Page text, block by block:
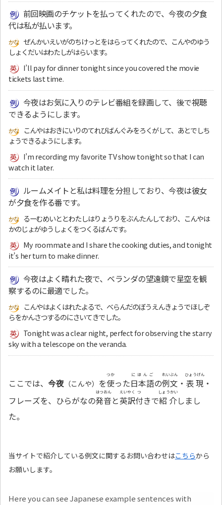
前回映画のチケットを払ってくれたので、今夜の夕食
代は私が払います。
ぜんかいえいがのちけっとをはらってくれたので、こんやのゆう
しょくだいはわたしがはらいます。
I’ll pay for dinner tonight since you covered the movie
tickets last time.
今夜はお気に入りのテレビ番組を録画して、後で視聴
できるようにします。
こんやはおきにいりのてれびばんぐみをろくがして、あとでしち
ょうできるようにします。
I’m recording my favorite TV show tonight so that I can
watch it later.
ルームメイトと私は料理を分担しており、今夜は彼女
が夕食を作る番です。
るーむめいととわたしはりょうりをぶんたんしており、こんやは
かのじょがゆうしょくをつくるばんです。
My roommate and I share the cooking duties, and tonight
it’s her turn to make dinner.
今夜はよく晴れた夜で、ベランダの望遠鏡で星空を観
察するのに最適でした。
こんやはよくはれたよるで、べらんだのぼうえんきょうでほしぞ
らをかんさつするのにさいてきでした。
Tonight was a clear night, perfect for observing the starry
sky with a telescope on the veranda.
ここでは、 今夜 （こんや） を使
つか
った日本語
にほんご
の例文
れいぶん
・ 表現
ひょうげん
・
フレーズを、ひらがなの発音
はつおん
と英訳
えいやく
付
つ
きで紹介
しょうかい
しまし
た。
当サイトで紹介している例文に関するお問い合わせはこちらから
お願いします。
Here you can see Japanese example sentences with